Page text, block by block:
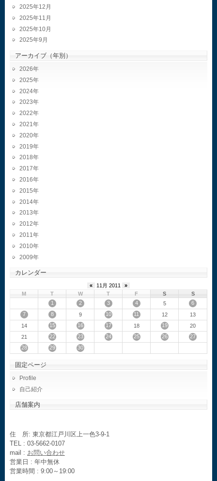
2025年12月
2025年11月
2025年10月
2025年9月
アーカイブ（年別）
2026
2025
2024
2023
2022
2021
2020
2019
2018
2017
2016
2015
2014
2013
2012
2011
2010
2009
カレンダー
« 11月 2011
»
M
T W T F S
S
1
2 3 4 5
6
7
8 9 10 11 12
13
14
15 16 17 18 19
20
21
22 23 24 25 26
27
28
29 30
固定ページ
Profile
自己紹介
店舗案内
住 所: 東京都江戸川区上一色3-9-1
TEL : 03-5662-0107
mail : お問い合わせ
営業日 : 年中無休
営業時間 : 9:00～19:00